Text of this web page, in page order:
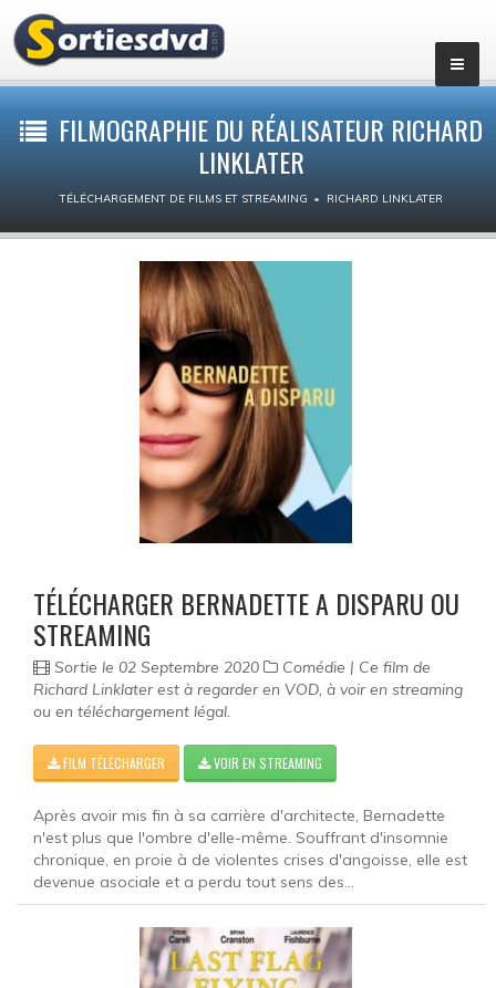
Animation
Comédie dramatique
Fantastique
Guerre
Film historique
Horreur
Policier
Romance
FILMOGRAPHIE DU RÉALISATEUR RICHARD
LINKLATER
TÉLÉCHARGEMENT DE FILMS ET STREAMING RICHARD LINKLATER
TÉLÉCHARGER BERNADETTE A DISPARU OU
STREAMING
Sortie le 02 Septembre 2020
Comédie | Ce film de
Richard Linklater est à regarder en VOD, à voir en streaming
ou en téléchargement légal.
FILM TÉLÉCHARGER VOIR EN STREAMING
Après avoir mis fin à sa carrière d'architecte, Bernadette
n'est plus que l'ombre d'elle-même. Souffrant d'insomnie
chronique, en proie à de violentes crises d'angoisse, elle est
devenue asociale et a perdu tout sens des...